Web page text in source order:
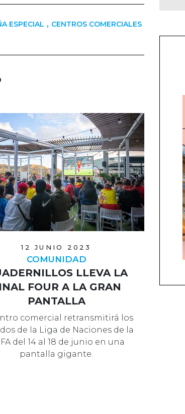
ESPECIAL , CENTROS COMERCIALES
12 JUNIO 2023
COMUNIDAD
LLEVA LA
FOUR A LA GRAN
PANTALLA
comercial retransmitirá los
de la Liga de Naciones de la
del 14 al 18 de junio en una
pantalla gigante.